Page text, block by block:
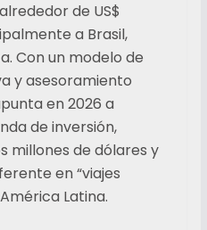
de US$
a Brasil,
Con un modelo de
y asesoramiento
en 2026 a
de inversión,
millones de dólares y
en “viajes
Latina.